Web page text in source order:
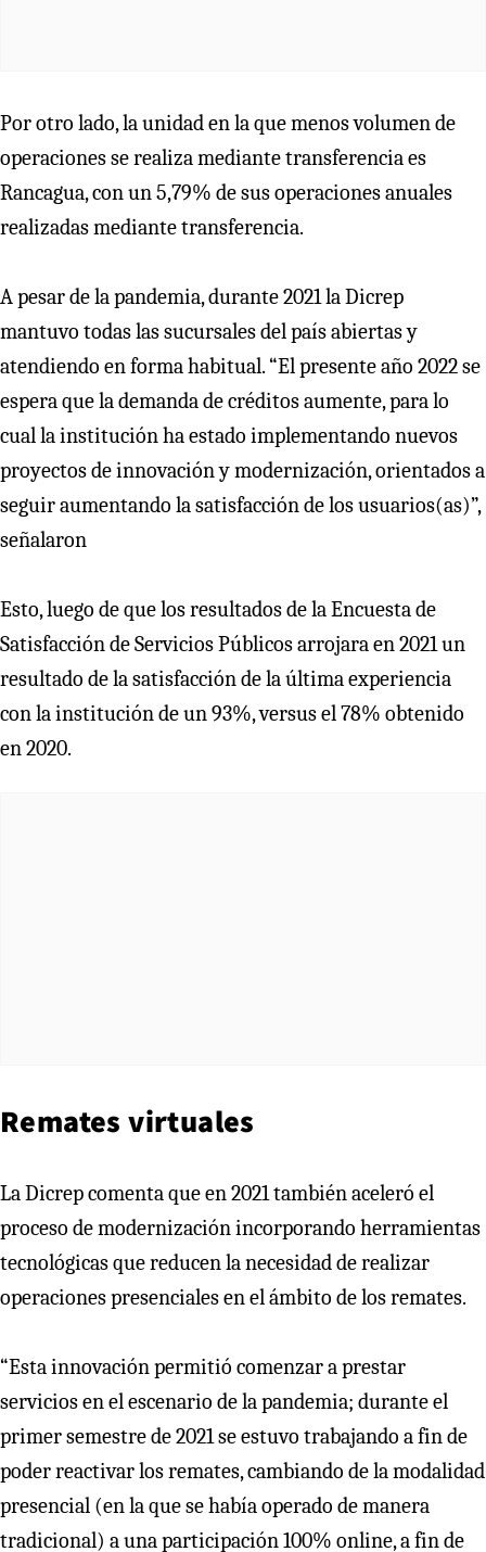
Por otro lado, la unidad en la que menos volumen de
operaciones se realiza mediante transferencia es
Rancagua, con un 5,79% de sus operaciones anuales
realizadas mediante transferencia.
A pesar de la pandemia, durante 2021 la Dicrep
mantuvo todas las sucursales del país abiertas y
atendiendo en forma habitual. “El presente año 2022 se
espera que la demanda de créditos aumente, para lo
cual la institución ha estado implementando nuevos
proyectos de innovación y modernización, orientados a
seguir aumentando la satisfacción de los usuarios(as)”,
señalaron
Esto, luego de que los resultados de la Encuesta de
Satisfacción de Servicios Públicos arrojara en 2021 un
resultado de la satisfacción de la última experiencia
con la institución de un 93%, versus el 78% obtenido
en 2020.
Remates virtuales
La Dicrep comenta que en 2021 también aceleró el
proceso de modernización incorporando herramientas
tecnológicas que reducen la necesidad de realizar
operaciones presenciales en el ámbito de los remates.
“Esta innovación permitió comenzar a prestar
servicios en el escenario de la pandemia; durante el
primer semestre de 2021 se estuvo trabajando a fin de
poder reactivar los remates, cambiando de la modalidad
presencial (en la que se había operado de manera
tradicional) a una participación 100% online, a fin de